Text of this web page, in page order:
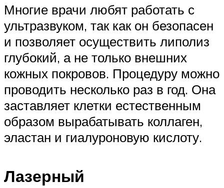
Многие врачи любят работать с
ультразвуком, так как он безопасен
и позволяет осуществить липолиз
глубокий, а не только внешних
кожных покровов. Процедуру можно
проводить несколько раз в год. Она
заставляет клетки естественным
образом вырабатывать коллаген,
эластан и гиалуроновую кислоту.
Лазерный